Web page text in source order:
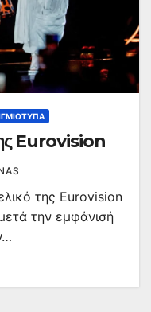
Eurovision
της Eurovision
την εμφάνισή